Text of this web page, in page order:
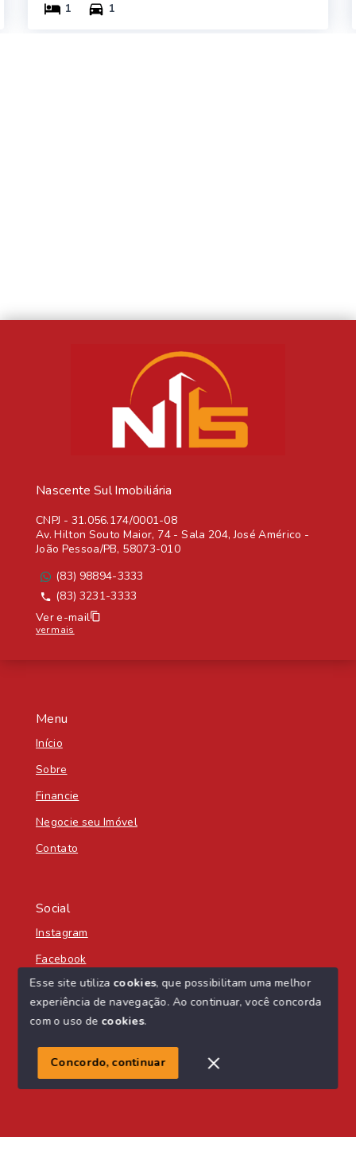
1 1
Menu
Início
Sobre
Financie
Negocie seu Imóvel
Contato
Social
Instagram
Facebook
© Copyright 2026 - Nascente Sul Imobiliária - Todos os
SITE PARA IMOBILIARIA
Nascente Sul Imobiliária
CNPJ - 31.056.174/0001-08
Av. Hilton Souto Maior, 74 - Sala 204, José Américo -
João Pessoa/PB, 58073-010
(83) 98894-3333
(83) 3231-3333
Ver e-mail
ver mais
Esse site utiliza cookies, que possibilitam uma melhor
experiência de navegação. Ao continuar, você concorda
com o uso de cookies.
Concordo, continuar